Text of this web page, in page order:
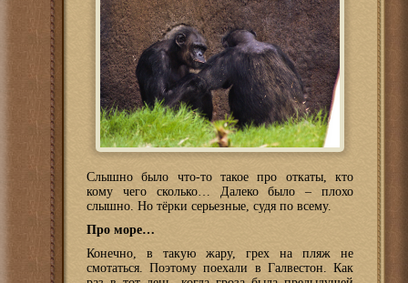
Слышно было что-то такое про откаты, кто
кому чего сколько… Далеко было – плохо
слышно. Но тёрки серьезные, судя по всему.
Про море…
Конечно, в такую жару, грех на пляж не
смотаться. Поэтому поехали в Галвестон. Как